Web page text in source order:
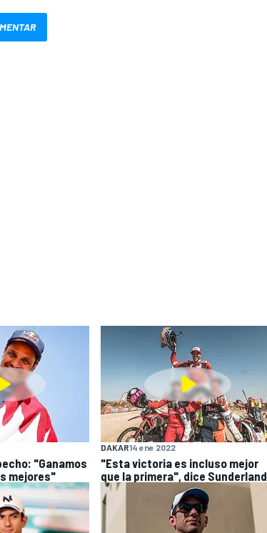
"Ganamos
mejores"
DAKAR14 ene 2022
"Esta victoria es incluso mejor
que la primera", dice Sunderland